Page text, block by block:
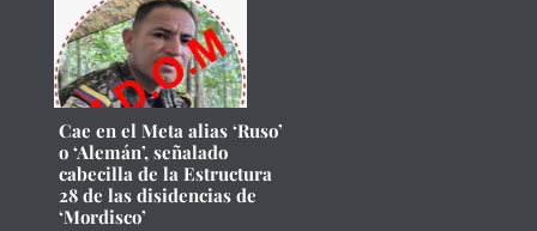
Cae en el Meta alias ‘Ruso’
o ‘Alemán’, señalado
cabecilla de la Estructura
28 de las disidencias de
‘Mordisco’